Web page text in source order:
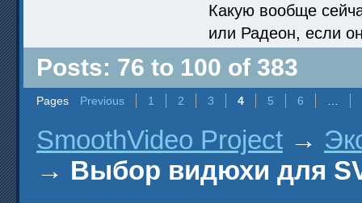
Какую вообще
или Радеон, если
Posts: 76 to 100 of 383
Pages Previous 1 2 3 4 5 6
SmoothVideo Project →
→ Выбор видюхи для